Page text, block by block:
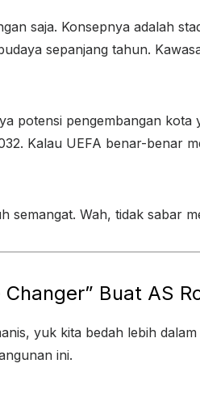
saja. Konsepnya adalah
sepanjang tahun.
potensi pengembangan kota
Kalau UEFA benar-benar
semangat. Wah, tidak sabar
Buat AS
yuk kita bedah lebih
ini.